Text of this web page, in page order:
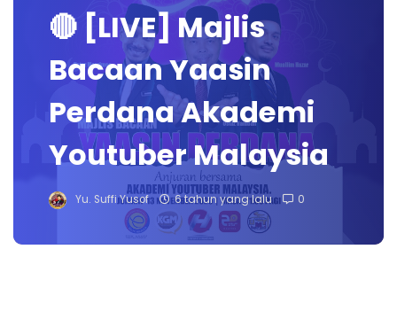
🔴 [LIVE] Majlis
Bacaan Yaasin
Perdana Akademi
Youtuber Malaysia
Yu. Suffi Yusof 6 tahun yang lalu 0